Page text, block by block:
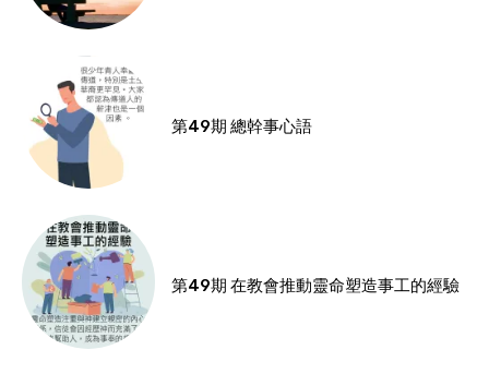
第49期 總幹事心語
第49期 在教會推動靈命塑造事工的經驗